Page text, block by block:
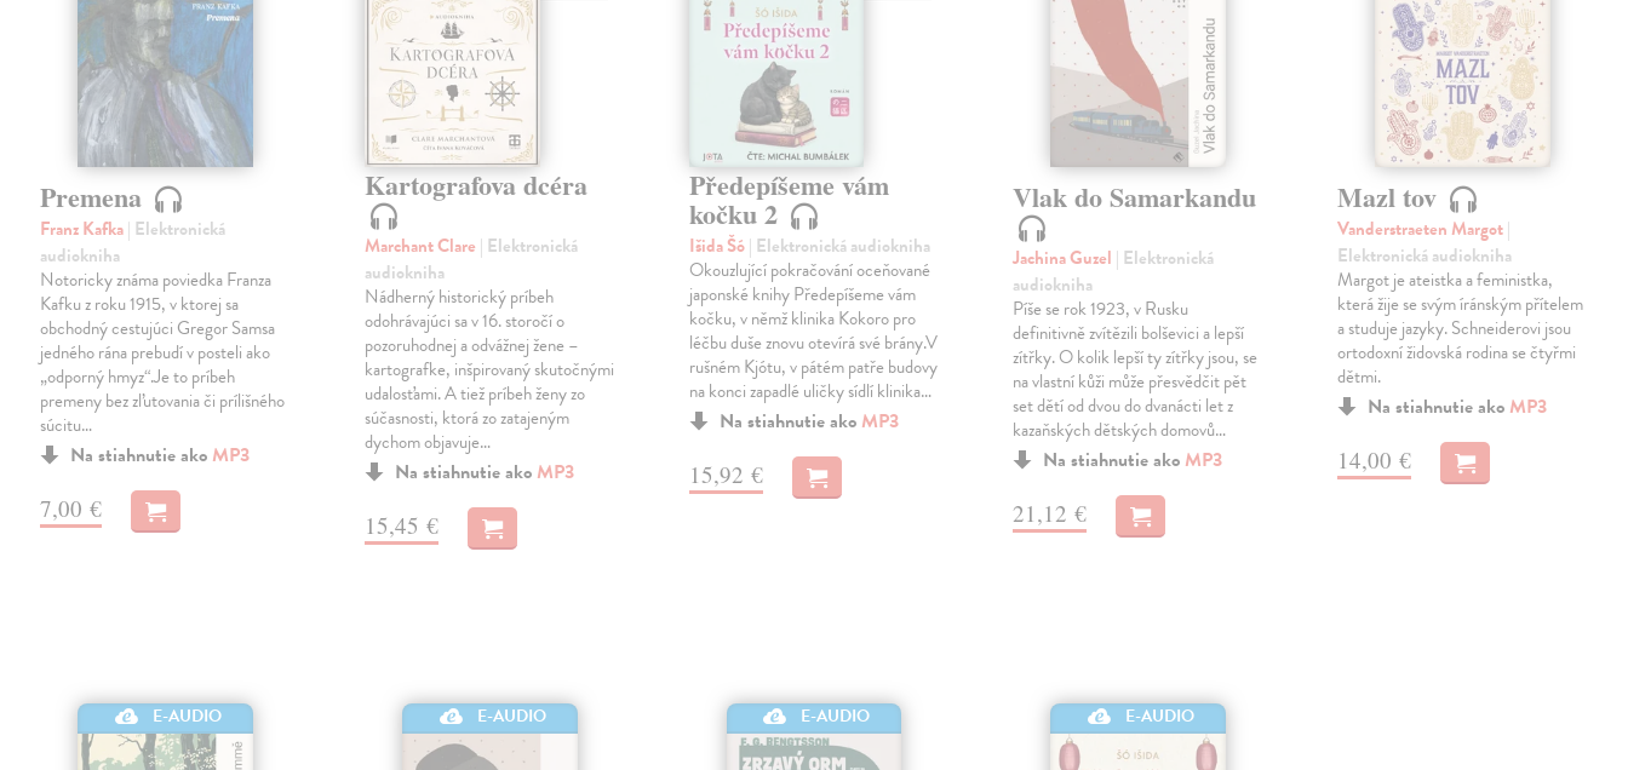
Premena
Franz Kafka| Elektronická
audiokniha
Notoricky známa poviedka Franza
Kafku z roku 1915, v ktorej sa
obchodný cestujúci Gregor Samsa
jedného rána prebudí v posteli ako
„odporný hmyz“.Je to príbeh
premeny bez zľutovania či prílišného
súcitu…
Na stiahnutie ako MP3
7,00 €
Kartografova dcéra
Marchant Clare | Elektronická
audiokniha
Nádherný historický príbeh
odohrávajúci sa v 16. storočí o
pozoruhodnej a odvážnej žene –
kartografke, inšpirovaný skutočnými
udalosťami. A tiež príbeh ženy zo
súčasnosti, ktorá zo zatajeným
dychom objavuje…
Na stiahnutie ako MP3
15,45 €
Předepíšeme vám
kočku 2
Išida Šó| Elektronická audiokniha
Okouzlující pokračování oceňované
japonské knihy Předepíšeme vám
kočku, v němž klinika Kokoro pro
léčbu duše znovu otevírá své brány.V
rušném Kjótu, v pátém patře budovy
na konci zapadlé uličky sídlí klinika…
Na stiahnutie ako MP3
15,92 €
Vlak do Samarkandu
Jachina Guzel | Elektronická
audiokniha
Píše se rok 1923, v Rusku
definitivně zvítězili bolševici a lepší
zítřky. O kolik lepší ty zítřky jsou, se
na vlastní kůži může přesvědčit pět
set dětí od dvou do dvanácti let z
kazaňských dětských domovů…
Na stiahnutie ako MP3
21,12 €
Mazl tov
Vanderstraeten Margot|
Elektronická audiokniha
Margot je ateistka a feministka,
která žije se svým íránským přítelem
a studuje jazyky. Schneiderovi jsou
ortodoxní židovská rodina se čtyřmi
dětmi.
Na stiahnutie ako MP3
14,00 €
E-AUDIO E-AUDIO E-AUDIO E-AUDIO